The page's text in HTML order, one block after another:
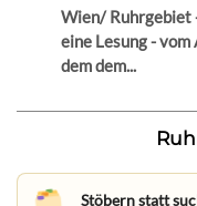
Wien/ Ruhrgebiet
eine Lesung -
dem dem...
Stöbern statt